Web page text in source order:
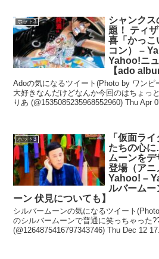
ホット3
シャンク
題！ ティ
喜「かっこ
コン） –
Yahoo!ニ
【ado
Adoの気になるツイート(Photo by ワンピ
大好きなんだけどなんか今回のはちょっ
りあ (@1535085235968552960) Thu Apr
ホット3
「仮面ラ
たちの心
ムーンをデ
登場（アニ
Yahoo! –
ルバームー
ーン 伏見についても】
シルバームーンの気になるツイート
のシルバームーンで普通に笑っちゃった
(@1264875416797343746) Thu Dec 12